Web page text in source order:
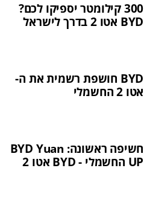
300 קילומטר יספיקו לכם?
BYD אטו 2 בדרך לישראל
BYD חושפת רשמית את ה-
אטו 2 החשמלי
חשיפה ראשונה: BYD Yuan
UP החשמלי - BYD אטו 2